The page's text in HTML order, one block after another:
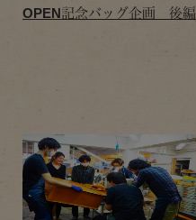
OPEN記念バッグ企画 後編